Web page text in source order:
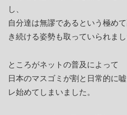
し、
自分達は無謬であるという極め
き続ける姿勢も取っていられまし
ところがネットの普及によって
日本のマスゴミが割と日常的に
レ始めてしまいました。